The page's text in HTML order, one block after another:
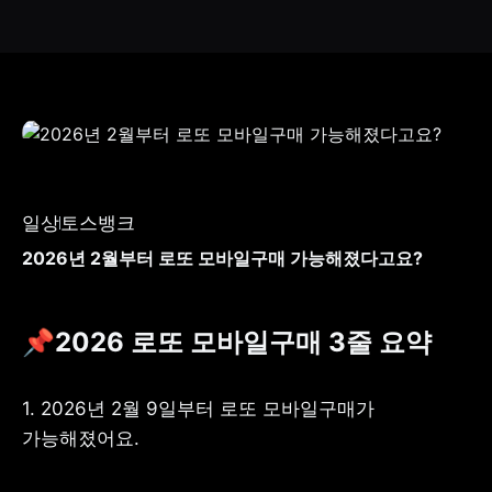
일상 토스뱅크
2026년 2월부터 로또 모바일구매 가능해졌다고요?
📌2026 로또 모바일구매 3줄 요약
1. 2026년 2월 9일부터 로또 모바일구매가
가능해졌어요.